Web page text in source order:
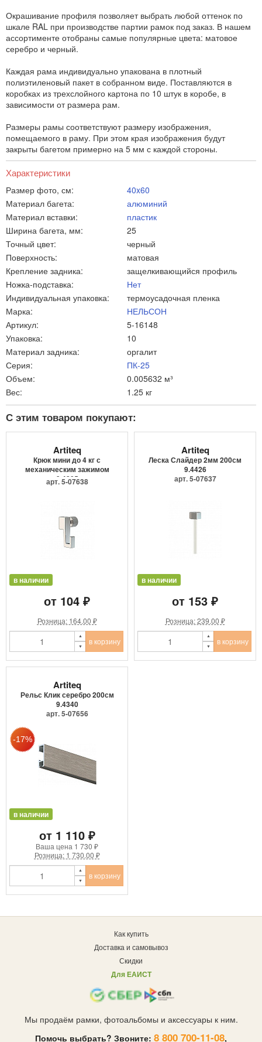
Окрашивание профиля позволяет выбрать любой оттенок по
шкале RAL при производстве партии рамок под заказ. В нашем
ассортименте отобраны самые популярные цвета: матовое
серебро и черный.
Каждая рама индивидуально упакована в плотный
полиэтиленовый пакет в собранном виде. Поставляются в
коробках из трехслойного картона по 10 штук в коробе, в
зависимости от размера рам.
Размеры рамы соответствуют размеру изображения,
помещаемого в раму. При этом края изображения будут
закрыты багетом примерно на 5 мм с каждой стороны.
Характеристики
Размер фото, см:
40x60
Материал багета:
алюминий
Материал вставки:
пластик
Ширина багета, мм:
25
Точный цвет:
черный
Поверхность:
матовая
Крепление задника:
защелкивающийся профиль
Ножка-подставка:
Нет
Индивидуальная упаковка:
термоусадочная пленка
Марка:
НЕЛЬСОН
Артикул:
5-16148
Упаковка:
10
Материал задника:
оргалит
Серия:
ПК-25
Объем:
0.005632 м³
Вес:
1.25 кг
С этим товаром покупают:
Artiteq
Крюк мини до 4 кг с
механическим зажимом
9.4205
арт. 5-07638
в наличии
от 104 ₽
Розница: 164.00 ₽
в корзину
Artiteq
Леска Слайдер 2мм 200см
9.4426
арт. 5-07637
в наличии
от 153 ₽
Розница: 239.00 ₽
в корзину
Artiteq
Рельс Клик серебро 200см
9.4340
арт. 5-07656
в наличии
от 1 110 ₽
Ваша цена 1 730 ₽
Розница: 1 730.00 ₽
в корзину
Как купить
Доставка и самовывоз
Скидки
Для ЕАИСТ
Мы продаём рамки, фотоальбомы и аксессуары к ним.
Помочь выбрать? Звоните: 8 800 700-11-08,